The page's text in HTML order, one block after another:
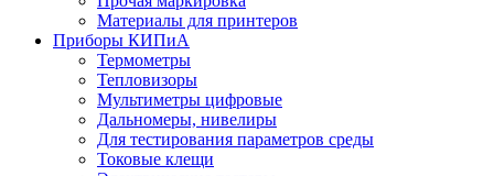
Материалы для принтеров
Приборы КИПиА
Термометры
Тепловизоры
Мультиметры цифровые
Дальномеры, нивелиры
Для тестирования параметров среды
Токовые клещи